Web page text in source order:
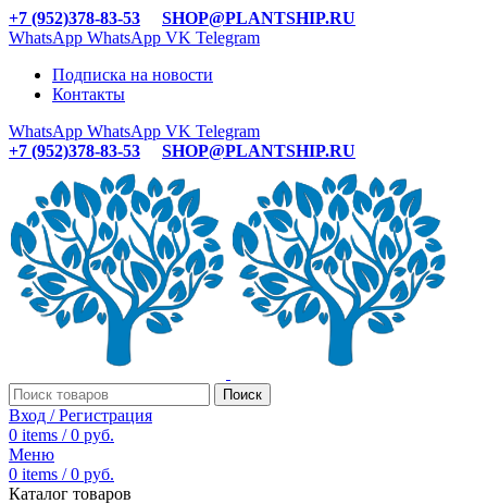
+7 (952)378-83-53
SHOP@PLANTSHIP.RU
WhatsApp WhatsApp VK Telegram
Подписка на новости
Контакты
WhatsApp WhatsApp VK Telegram
+7 (952)378-83-53
SHOP@PLANTSHIP.RU
Поиск
Вход / Регистрация
0 items / 0 руб.
Меню
0 items / 0 руб.
Каталог товаров